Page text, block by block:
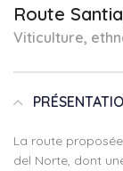
Route
Viticulture,
La route
del Norte, dont